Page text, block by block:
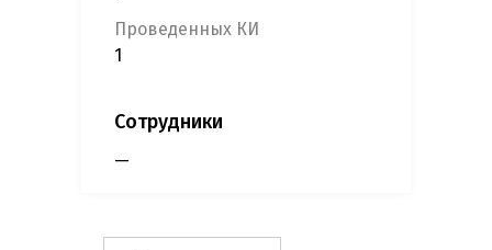
Проведенных КИ
1
Сотрудники
—